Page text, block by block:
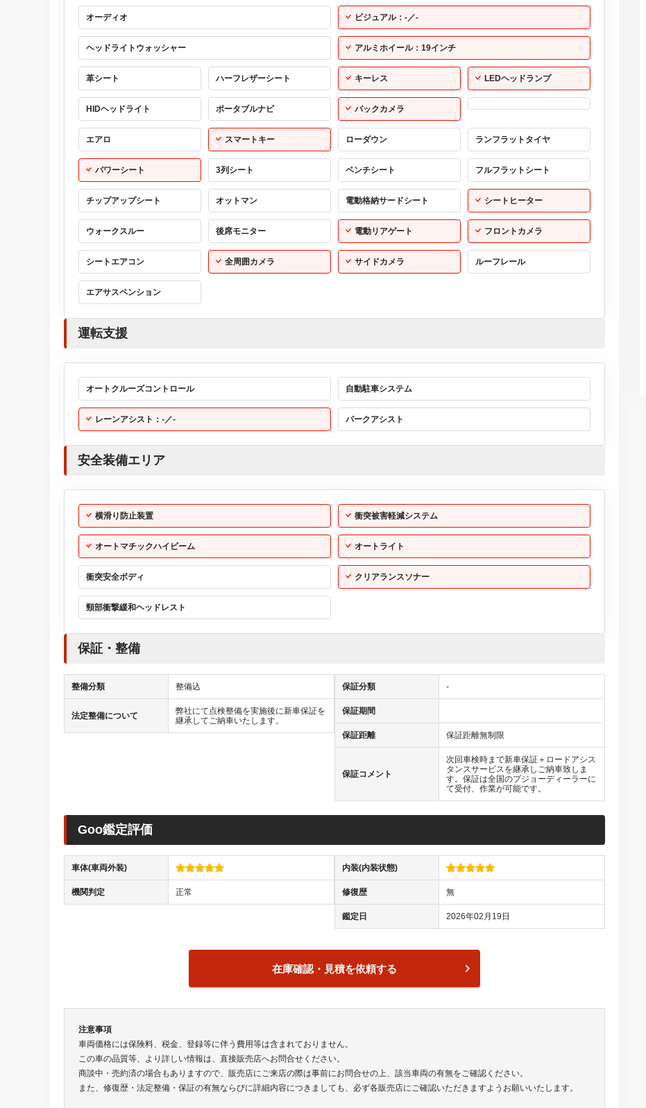
オーディオ ビジュアル：-／-
ヘッドライトウォッシャー アルミホイール：19インチ
革シート ハーフレザーシート キーレス LEDヘッドランプ
HIDヘッドライト ポータブルナビ バックカメラ
エアロ スマートキー ローダウン ランフラットタイヤ
パワーシート 3列シート ベンチシート フルフラットシート
チップアップシート オットマン 電動格納サードシート シートヒーター
ウォークスルー 後席モニター 電動リアゲート フロントカメラ
シートエアコン 全周囲カメラ サイドカメラ ルーフレール
エアサスペンション
運転支援
オートクルーズコントロール 自動駐車システム
レーンアシスト：-／- パークアシスト
安全装備エリア
横滑り防止装置 衝突被害軽減システム
オートマチックハイビーム オートライト
衝突安全ボディ クリアランスソナー
頸部衝撃緩和ヘッドレスト
保証・整備
整備分類 整備込
法定整備について
弊社にて点検整備を実施後に新車保証を
継承してご納車いたします。
保証分類 -
保証期間
保証距離 保証距離無制限
保証コメント
次回車検時まで新車保証＋ロードアシス
タンスサービスを継承しご納車致しま
す。保証は全国のプジョーディーラーに
て受付、作業が可能です。
Goo鑑定評価
車体(車両外装)
機関判定 正常
内装(内装状態)
修復歴 無
鑑定日 2026年02月19日
在庫確認・見積を依頼する
注意事項
車両価格には保険料、税金、登録等に伴う費用等は含まれておりません。
この車の品質等、より詳しい情報は、直接販売店へお問合せください。
商談中・売約済の場合もありますので、販売店にご来店の際は事前にお問合せの上、該当車両の有無をご確認ください。
また、修復歴・法定整備・保証の有無ならびに詳細内容につきましても、必ず各販売店にご確認いただきますようお願いいたします。